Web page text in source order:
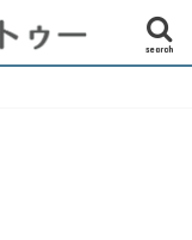
search